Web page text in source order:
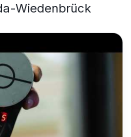
Wiedenbrück